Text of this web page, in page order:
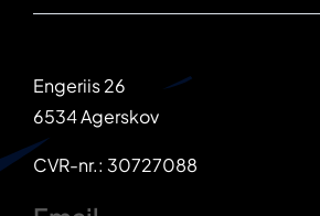
Engeriis 26
6534 Agerskov
CVR-nr.: 30727088